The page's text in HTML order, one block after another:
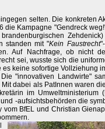
selten. Die konkreten
Kampagne "Gendreck
standen mit "Kein Faustrecht
Auf Nachfrage, ob nicht
sei, wusste sich die
keine sofortige Vollziehung
"innovativen Landwirte"
dabei als PatInnen waren
im Umweltministerium
-aufsichtsbehörden die
BfEL und Christian